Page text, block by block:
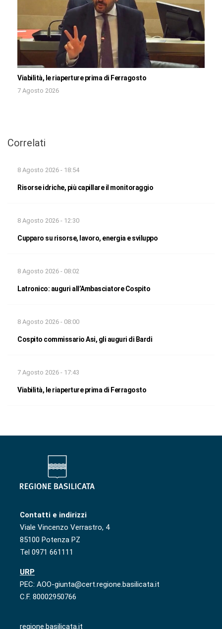
Viabilità, le riaperture prima di Ferragosto
7 Agosto 2026
Correlati
8 Agosto 2026 - 18:54
Risorse idriche, più capillare il monitoraggio
8 Agosto 2026 - 12:30
Cupparo su risorse, lavoro, energia e sviluppo
8 Agosto 2026 - 08:02
Latronico: auguri all’Ambasciatore Cospito
8 Agosto 2026 - 08:00
Cospito commissario Asi, gli auguri di Bardi
7 Agosto 2026 - 17:43
Viabilità, le riaperture prima di Ferragosto
Contatti e indirizzi
Viale Vincenzo Verrastro, 4
85100 Potenza PZ
Tel 0971 661111
URP
PEC: AOO-giunta@cert.regione.basilicata.it
C.F. 80002950766
regione.basilicata.it